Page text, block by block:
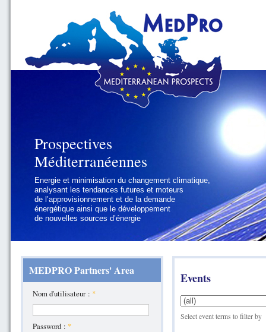
Prospectives
Méditerranéennes
Energie et minimisation du changement climatique,
analysant les tendances futures et moteurs
de l’approvisionnement et de la demande
énergétique ainsi que le développement
de nouvelles sources d’énergie
Prospectives
Méditerranéennes
Géopolitique et gouvernance, se focalisant sur les
défis politiques régionaux et internationaux
auxquels les pays méditerranéens
doivent faire face
MEDPRO Partners' Area
Nom d'utilisateur : *
Password : *
Events
Select event terms to filter by